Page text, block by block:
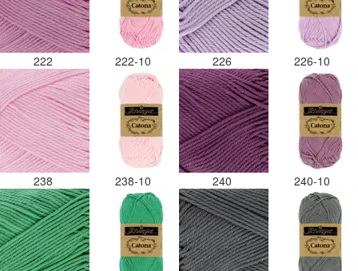
222 222-10 226 226-10
238 238-10 240 240-10